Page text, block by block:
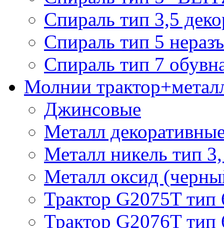
Спираль тип 3,5
Спираль тип 5
Спираль тип 7
Молнии
Джинсовые
Металл
Металл никель тип
Металл оксид
Трактор G2075T тип
Трактор G2076T тип